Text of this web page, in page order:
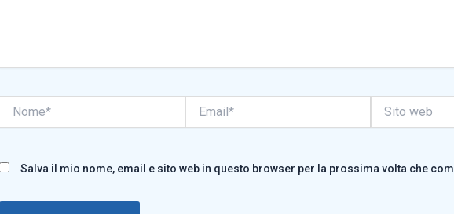
web
Salva il mio nome, email e sito web in questo browser per la prossima volta che